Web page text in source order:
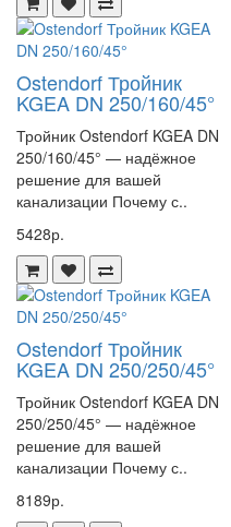
Ostendorf Тройник
KGEA DN 250/160/45°
Тройник Ostendorf KGEA DN
250/160/45° — надёжное
решение для вашей
канализации Почему с..
5428р.
Ostendorf Тройник
KGEA DN 250/250/45°
Тройник Ostendorf KGEA DN
250/250/45° — надёжное
решение для вашей
канализации Почему с..
8189р.